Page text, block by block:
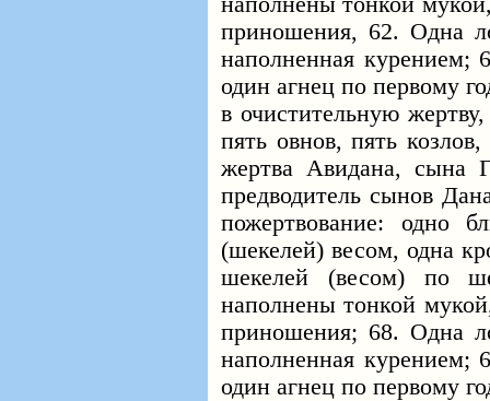
приношения, 62. Одна
наполненная
один агнец по первому
в очистительную
пять овнов, пять
жертва Авидана, сына
предводитель сынов
пожертвование: одно
(шекелей) весом, одна
шекелей (весом) по
наполнены тонкой
приношения; 68. Одна
наполненная
один агнец по первому